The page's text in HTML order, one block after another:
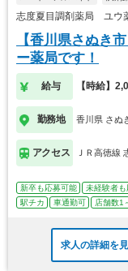
志度夏目調剤薬局 ユウ
【香川県さぬき
ー薬局です！
給与 【時給】
勤務地 香川県 さぬ
アクセス ＪＲ高徳線
新卒も応募可能 未経験者
駅チカ
車通勤可 店舗数1
求人の詳細を